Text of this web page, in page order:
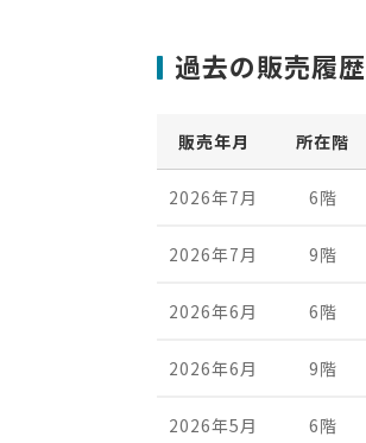
過去の販売履歴
販売年月 所在階
2026年7月 6階
2026年7月 9階
2026年6月 6階
2026年6月 9階
2026年5月 6階